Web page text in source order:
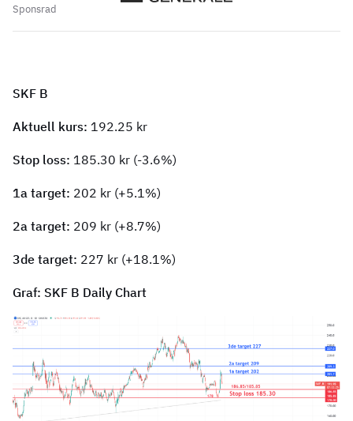
Sponsrad
SKF B
Aktuell kurs: 192.25 kr
Stop loss: 185.30 kr (-3.6%)
1a target: 202 kr (+5.1%)
2a target: 209 kr (+8.7%)
3de target: 227 kr (+18.1%)
Graf: SKF B Daily Chart